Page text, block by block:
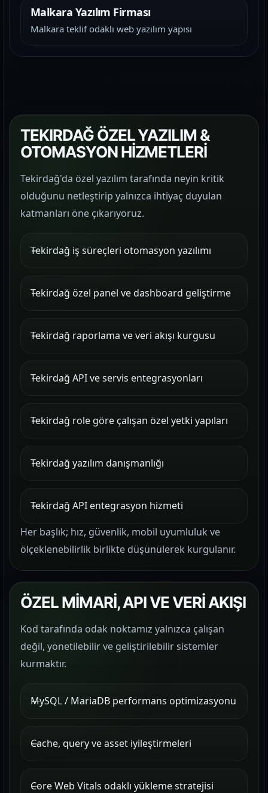
Malkara Yazılım Firması
Malkara teklif odaklı web yazılım yapısı
TEKIRDAĞ ÖZEL YAZILIM &
OTOMASYON HİZMETLERİ
Tekirdağ'da özel yazılım tarafında neyin kritik
olduğunu netleştirip yalnızca ihtiyaç duyulan
katmanları öne çıkarıyoruz.
Tekirdağ iş süreçleri otomasyon yazılımı
Tekirdağ özel panel ve dashboard geliştirme
Tekirdağ raporlama ve veri akışı kurgusu
Tekirdağ API ve servis entegrasyonları
Tekirdağ role göre çalışan özel yetki yapıları
Tekirdağ yazılım danışmanlığı
Tekirdağ API entegrasyon hizmeti
Her başlık; hız, güvenlik, mobil uyumluluk ve
ölçeklenebilirlik birlikte düşünülerek kurgulanır.
ÖZEL MİMARİ, API VE VERİ AKIŞI
Kod tarafında odak noktamız yalnızca çalışan
değil, yönetilebilir ve geliştirilebilir sistemler
kurmaktır.
MySQL / MariaDB performans optimizasyonu
Cache, query ve asset iyileştirmeleri
Core Web Vitals odaklı yükleme stratejisi